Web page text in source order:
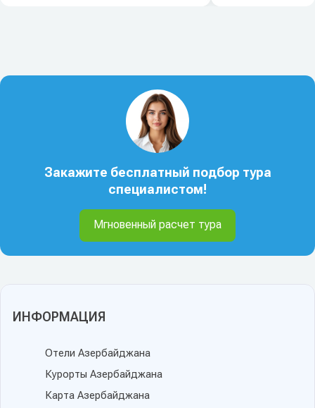
ИНФОРМАЦИЯ
Отели Азербайджана
Курорты Азербайджана
Карта Азербайджана
Закажите бесплатный подбор тура
специалистом!
Мгновенный расчет тура